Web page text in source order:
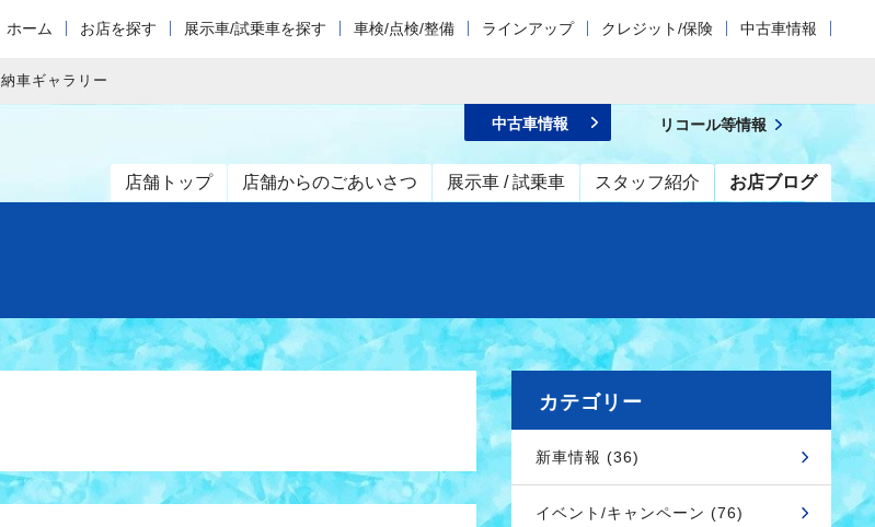
ホーム お店を探す 展示車/試乗車を探す 車検/点検/整備 ラインアップ クレジット/保険 中古車情報
納車ギャラリー
店舗トップ 店舗からのごあいさつ 展示車 / 試乗車 スタッフ紹介 お店ブログ
中古車情報 リコール等情報
カテゴリー
新車情報 (36)
イベント/キャンペーン (76)